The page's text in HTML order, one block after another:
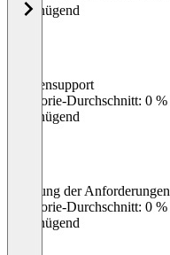
Ungenügend
Kundensupport
Kategorie-Durchschnitt: 0 %
Ungenügend
Erfüllung der Anforderungen
Kategorie-Durchschnitt: 0 %
Ungenügend